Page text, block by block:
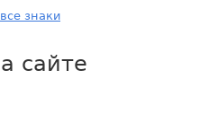
знаки
сайте